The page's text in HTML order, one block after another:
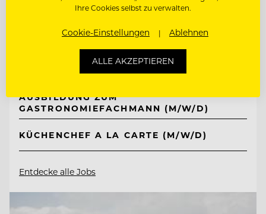
TOP ARBEITGEBER
Jungbrunn - Der Gutzeitort
6675 Tannheim/Tirol, Österreich
AUSBILDUNG ZUM
GASTRONOMIEFACHMANN (M/W/D)
KÜCHENCHEF A LA CARTE (M/W/D)
Entdecke alle Jobs
Ihre Cookies selbst zu verwalten.
Cookie-Einstellungen Ablehnen
ALLE AKZEPTIEREN